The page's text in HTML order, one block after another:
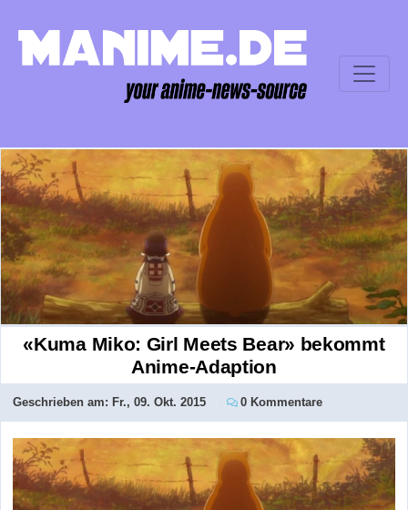
«Kuma Miko: Girl Meets Bear» bekommt
Anime-Adaption
Geschrieben am: Fr., 09. Okt. 2015 0 Kommentare